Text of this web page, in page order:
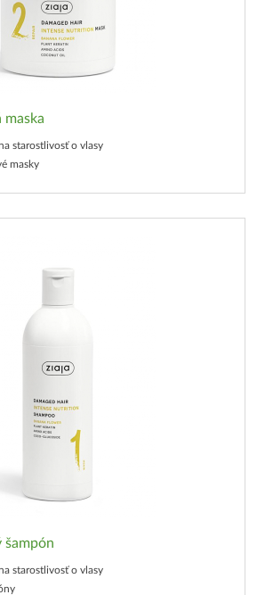
maska
starostlivosť o vlasy
masky
šampón
starostlivosť o vlasy